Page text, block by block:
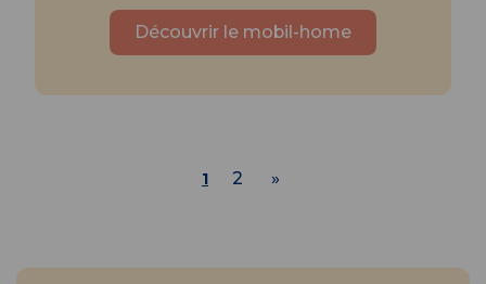
Découvrir le mobil-home
1 2 »